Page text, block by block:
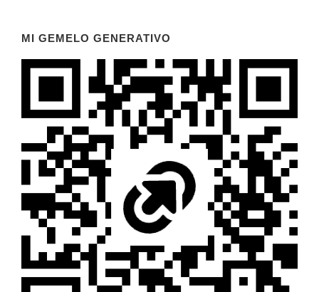
MI GEMELO GENERATIVO